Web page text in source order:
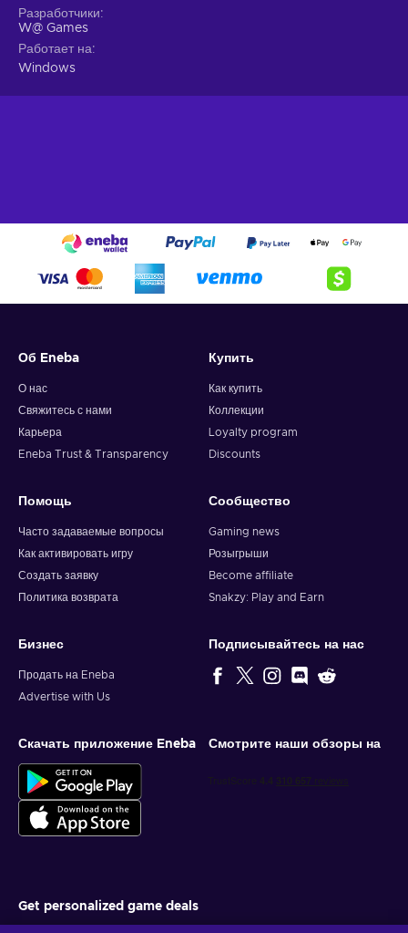
Разработчики
W@ Games
Работает на
Windows
Об Eneba
О нас
Свяжитесь с нами
Карьера
Eneba Trust & Transparency
Купить
Как купить
Коллекции
Loyalty program
Discounts
Помощь
Часто задаваемые вопросы
Как активировать игру
Создать заявку
Политика возврата
Сообщество
Gaming news
Розыгрыши
Become affiliate
Snakzy: Play and Earn
Бизнес
Продать на Eneba
Advertise with Us
Подписывайтесь на нас
Скачать приложение Eneba Смотрите наши обзоры на
Get personalized game deals